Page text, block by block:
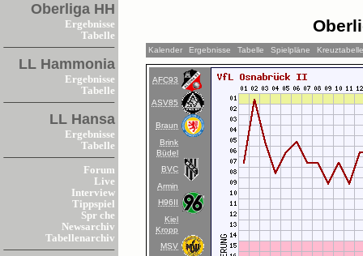
Oberliga HH
Ergebnisse
Tabelle
LL Hammonia
Ergebnisse
Tabelle
LL Hansa
Ergebnisse
Tabelle
Forum
Live
Interview
Tippspiel
Spr che
Newsarchiv
Tabellenarchiv
Kalender Ergebnisse Tabelle Spielpläne
AFC93
ASV85
Braun
Brink
Büdel
BVC
Armin
H96II
Kiel
Kropp
MSV